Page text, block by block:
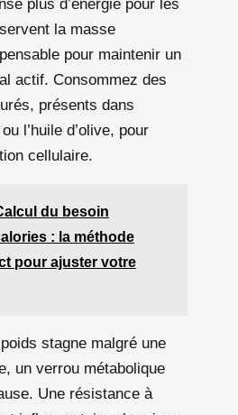
plus d’énergie pour les
la masse
pour maintenir un
actif. Consommez des
présents dans
l’huile d’olive, pour
cellulaire.
du besoin
: la méthode
pour ajuster votre
stagne malgré une
un verrou métabolique
Une résistance à